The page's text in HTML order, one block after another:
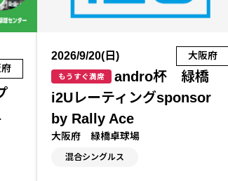
2026/9/20(日) 大阪府
もうすぐ満席
andro杯 緑橋
i2Uレーティングsponsor
by Rally Ace
大阪府 緑橋卓球場
混合シングルス